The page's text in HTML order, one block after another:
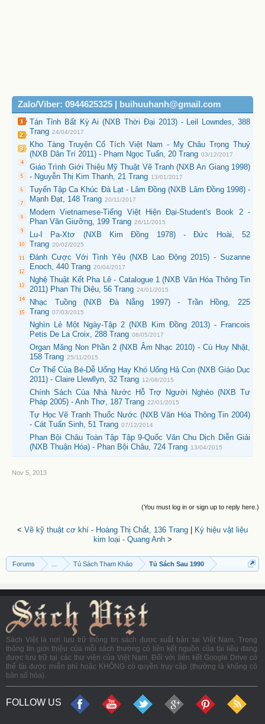
Zalo/Viber: 0944625325 | buihuuhanh@gmail.com
Tán Tỉnh Bất Kỳ Ai (NXB Thời Đại 2013) - Leil Lowndes, 388
Trang 24/04/2017
Kho Tàng Truyện Cổ Tích Việt Nam - Mỵ Châu Trọng Thuỷ
(NXB Dân Trí 2011) - Phạm Ngọc Tuấn, 20 Trang 03/12/2017
Giáo Trình Giới Thiệu Mỹ Thuật Vẽ Tranh (NXB An Giang 1998)
- Nguyễn Thị Kim Thanh, 21 Trang 13/01/2017
Tuyển Tập Ca Khúc Đà Lạt - Lâm Đồng (NXB Lâm Đồng 1998) -
Mạnh Đạt, 148 Trang 20/11/2017
Modern Vietnamese-Tiếng Việt Hiện Đại-Student's Book 2 -
Phan Văn Giưỡng, 199 Trang 26/11/2015
Lu-I Pa-Xtơ (NXB Kim Đồng 1978) - Đức Hoài, 52
Trang 20/02/2025
Đánh Cược Với Tình Yêu (NXB Lao Động 2015) - Suzanne
Enoch, 440 Trang 20/04/2017
Nghệ Thuật Kết Pha Lê - Catalogue 1 (NXB Văn Hóa Thông Tin
2011) Phan Thị Diệu, 56 Trang 24/01/2015
Nhạc Tuồng (NXB Đà Nẵng 1997) - Trần Hồng, 225
Trang 07/03/2015
Nghìn Lẻ Một Ngày-Tập 2 (NXB Kim Đồng 2013) - Francois
Petis De La Croix, 288 Trang 08/05/2017
Organ Măng Non Phần 2 (NXB Âm Nhạc 2010) - Cù Huy Nhật,
158 Trang 25/11/2015
Cơ Thể Của Bé-Dễ Uống Hay Khó Uống Hả Con (NXB Giáo Dục
2011) - Claire Llewllyn, 32 Trang 12/08/2015
Chính Sách Của Nhà Nước Hỗ Trợ Người Nghèo (NXB Tư
Pháp 2005) - Anh Thơ, 187 Trang 22/01/2015
Tự Học Vẽ Tranh Thuốc Nước (NXB Văn Hóa Thông Tin 2004)
- Cát Tuấn Sinh, 51 Trang 07/12/2014
Phan Bội Châu Toàn Tập Tập 9-Quốc Văn Chu Dịch Diễn Giải
(NXB Thuận Hóa) - Phan Bội Châu, 724 Trang 13/04/2015
Nov 5, 2013
(You must log in or sign up to reply here.)
< Vẽ kỹ thuật cơ khí - Hoàng Thị Chắt, 136 Trang
Ký hiệu vật liệu
kim loại - Quang Anh>
Forums Tủ Sách Tham Khảo Tủ Sách Sau 1990
Sách Việt là nơi lưu trữ thông tin sách được xuất bản tại Việt Nam. Trong
thông tin giới thiệu của mỗi sách thường có liên kết nguồn của tài liệu đang
được lưu trữ tại các thư viện của Việt Nam. Đối với liên kết Google Drive có
thể tải được miễn phí hoặc KHÔNG có quyền truy cập (thường là không có
bản số hóa).
FOLLOW US